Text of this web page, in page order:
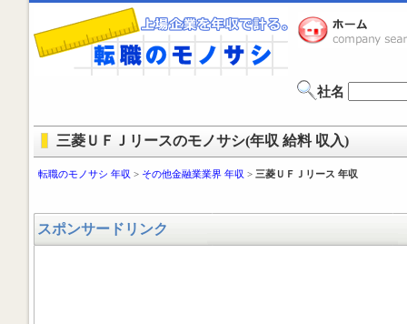
社名
三菱ＵＦＪリースのモノサシ(年収 給料 収入)
転職のモノサシ 年収 > その他金融業業界 年収 > 三菱ＵＦＪリース 年収
スポンサードリンク